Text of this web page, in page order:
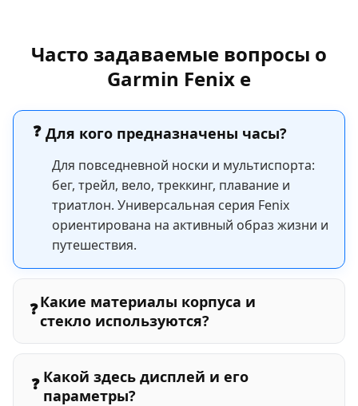
Часто задаваемые вопросы о
Garmin Fenix e
❓ Для кого предназначены часы?
Для повседневной носки и мультиспорта:
бег, трейл, вело, треккинг, плавание и
триатлон. Универсальная серия Fenix
ориентирована на активный образ жизни и
путешествия.
❓Какие материалы корпуса и
стекло используются?
❓ Какой здесь дисплей и его
параметры?